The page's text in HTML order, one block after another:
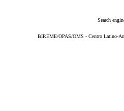
Search
BIREME/OPAS/OMS - Centro Latino-